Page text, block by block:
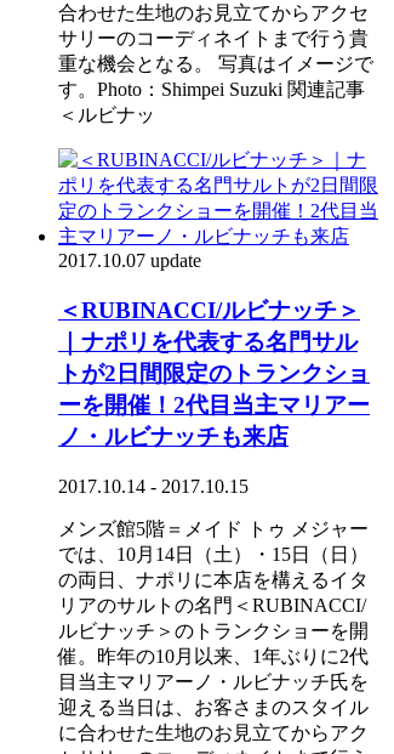
合わせた生地のお見立てからアクセ
サリーのコーディネイトまで行う貴
重な機会となる。 写真はイメージで
す。Photo：Shimpei Suzuki 関連記事
＜ルビナッ
2017.10.07 update
＜RUBINACCI/ルビナッチ＞
｜ナポリを代表する名門サル
トが2日間限定のトランクショ
ーを開催！2代目当主マリアー
ノ・ルビナッチも来店
2017.10.14 - 2017.10.15
メンズ館5階＝メイド トゥ メジャー
では、10月14日（土）・15日（日）
の両日、ナポリに本店を構えるイタ
リアのサルトの名門＜RUBINACCI/
ルビナッチ＞のトランクショーを開
催。昨年の10月以来、1年ぶりに2代
目当主マリアーノ・ルビナッチ氏を
迎える当日は、お客さまのスタイル
に合わせた生地のお見立てからアク